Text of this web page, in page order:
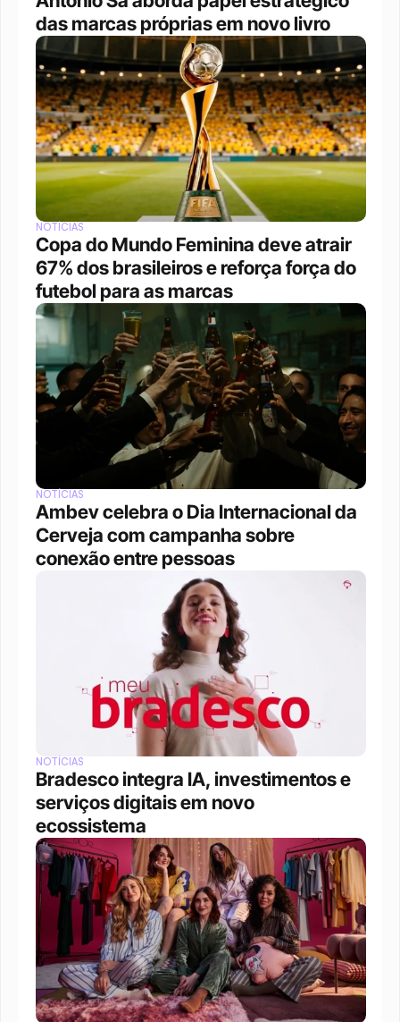
das marcas próprias em novo livro
NOTÍCIAS
Copa do Mundo Feminina deve atrair
67% dos brasileiros e reforça força do
futebol para as marcas
NOTÍCIAS
Ambev celebra o Dia Internacional da
Cerveja com campanha sobre
conexão entre pessoas
NOTÍCIAS
Bradesco integra IA, investimentos e
serviços digitais em novo
ecossistema